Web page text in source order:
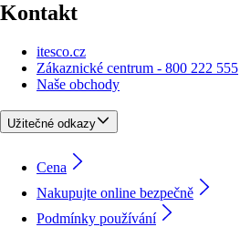
Kontakt
itesco.cz
Zákaznické centrum - 800 222 555
Naše obchody
Užitečné odkazy
Cena
Nakupujte online bezpečně
Podmínky používání